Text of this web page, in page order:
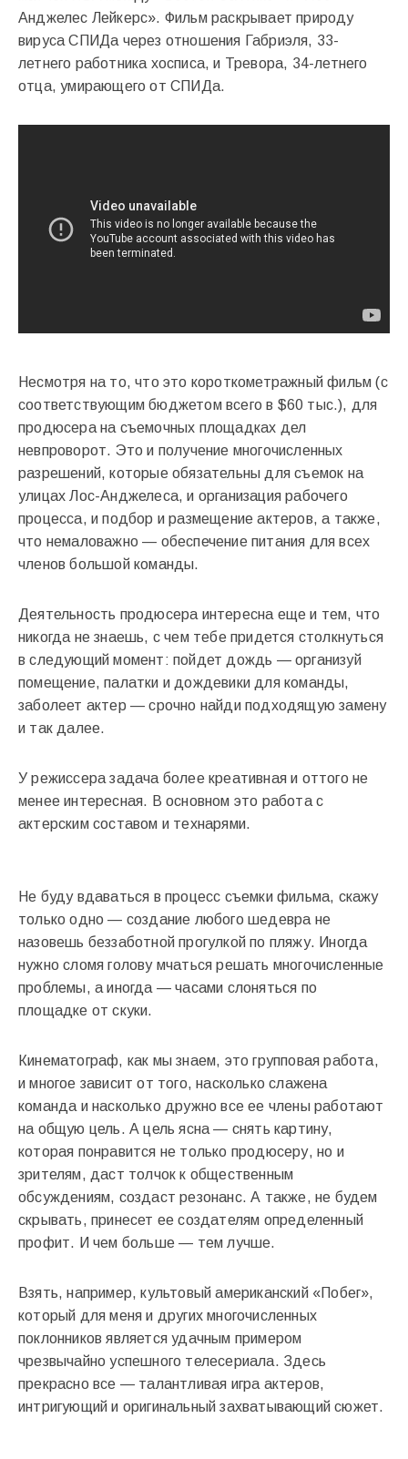
Анджелес Лейкерс». Фильм раскрывает природу
вируса СПИДа через отношения Габриэля, 33-
летнего работника хосписа, и Тревора, 34-летнего
отца, умирающего от СПИДа.
Несмотря на то, что это короткометражный фильм (с
соответствующим бюджетом всего в $60 тыс.), для
продюсера на съемочных площадках дел
невпроворот. Это и получение многочисленных
разрешений, которые обязательны для съемок на
улицах Лос-Анджелеса, и организация рабочего
процесса, и подбор и размещение актеров, а также,
что немаловажно — обеспечение питания для всех
членов большой команды.
Деятельность продюсера интересна еще и тем, что
никогда не знаешь, с чем тебе придется столкнуться
в следующий момент: пойдет дождь — организуй
помещение, палатки и дождевики для команды,
заболеет актер — срочно найди подходящую замену
и так далее.
У режиссера задача более креативная и оттого не
менее интересная. В основном это работа с
актерским составом и технарями.
Не буду вдаваться в процесс съемки фильма, скажу
только одно — создание любого шедевра не
назовешь беззаботной прогулкой по пляжу. Иногда
нужно сломя голову мчаться решать многочисленные
проблемы, а иногда — часами слоняться по
площадке от скуки.
Кинематограф, как мы знаем, это групповая работа,
и многое зависит от того, насколько слажена
команда и насколько дружно все ее члены работают
на общую цель. А цель ясна — снять картину,
которая понравится не только продюсеру, но и
зрителям, даст толчок к общественным
обсуждениям, создаст резонанс. А также, не будем
скрывать, принесет ее создателям определенный
профит. И чем больше — тем лучше.
Взять, например, культовый американский «Побег»,
который для меня и других многочисленных
поклонников является удачным примером
чрезвычайно успешного телесериала. Здесь
прекрасно все — талантливая игра актеров,
интригующий и оригинальный захватывающий сюжет.